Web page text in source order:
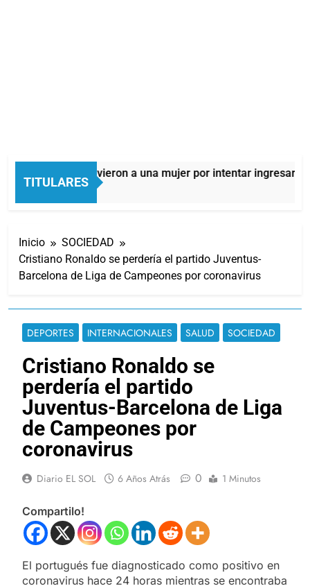
TITULARES
Quilmes: detuvieron a una mujer por intentar ingresar
42 Minutos Atrás
Inicio
SOCIEDAD
Cristiano Ronaldo se perdería el partido Juventus-
Barcelona de Liga de Campeones por coronavirus
DEPORTES INTERNACIONALES SALUD SOCIEDAD
Cristiano Ronaldo se
perdería el partido
Juventus-Barcelona de Liga
de Campeones por
coronavirus
Diario EL SOL 6 Años Atrás 0 1 Minutos
Compartilo!
El portugués fue diagnosticado como positivo en
coronavirus hace 24 horas mientras se encontraba